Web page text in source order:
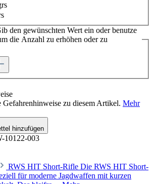
den gewünschten Wert ein oder benutze
die Anzahl zu erhöhen oder zu
Gefahrenhinweise zu diesem Artikel. Mehr
hinzufügen
10122-003
RWS HIT Short-Rifle Die RWS HIT Short-
für moderne Jagdwaffen mit kurzen